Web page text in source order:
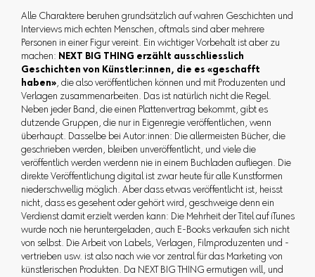
Alle Charaktere beruhen grundsätzlich auf wahren Geschichten und
Interviews mich echten Menschen, oftmals sind aber mehrere
Personen in einer Figur vereint. Ein wichtiger Vorbehalt ist aber zu
machen: NEXT BIG THING erzählt ausschliesslich
Geschichten von Künstler:innen, die es «geschafft
haben», die also veröffentlichen können und mit Produzenten und
Verlagen zusammenarbeiten. Das ist natürlich nicht die Regel.
Neben jeder Band, die einen Plattenvertrag bekommt, gibt es
dutzende Gruppen, die nur in Eigenregie veröffentlichen, wenn
überhaupt. Dasselbe bei Autor:innen: Die allermeisten Bücher, die
geschrieben werden, bleiben unveröffentlicht, und viele die
veröffentlich werden werdenn nie in einem Buchladen aufliegen. Die
direkte Veröffentlichung digital ist zwar heute für alle Kunstformen
niederschwellig möglich. Aber dass etwas veröffentlicht ist, heisst
nicht, dass es gesehent oder gehört wird, geschweige denn ein
Verdienst damit erzielt werden kann: Die Mehrheit der Titel auf iTunes
wurde noch nie heruntergeladen, auch E-Books verkaufen sich nicht
von selbst. Die Arbeit von Labels, Verlagen, Filmproduzenten und -
vertrieben usw. ist also nach wie vor zentral für das Marketing von
künstlerischen Produkten. Da NEXT BIG THING ermutigen will, und